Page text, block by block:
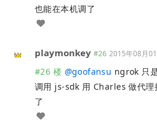
也能在本机调了
playmonkey #26 2015年08月
#26 楼 @goofansu ngrok 只
调用 js-sdk 用 Charles 做代理
了